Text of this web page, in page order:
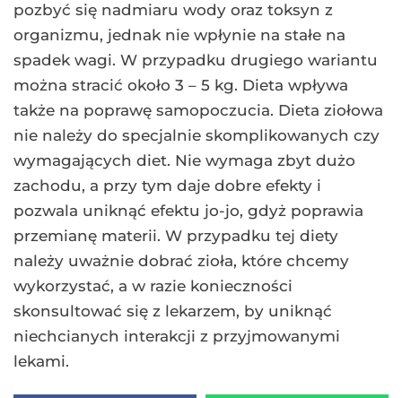
pozbyć się nadmiaru wody oraz toksyn z
organizmu, jednak nie wpłynie na stałe na
spadek wagi. W przypadku drugiego wariantu
można stracić około 3 – 5 kg. Dieta wpływa
także na poprawę samopoczucia. Dieta ziołowa
nie należy do specjalnie skomplikowanych czy
wymagających diet. Nie wymaga zbyt dużo
zachodu, a przy tym daje dobre efekty i
pozwala uniknąć efektu jo-jo, gdyż poprawia
przemianę materii. W przypadku tej diety
należy uważnie dobrać zioła, które chcemy
wykorzystać, a w razie konieczności
skonsultować się z lekarzem, by uniknąć
niechcianych interakcji z przyjmowanymi
lekami.